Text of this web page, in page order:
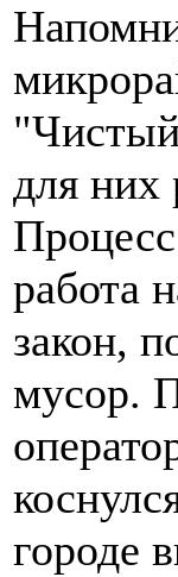
для них
работа
закон,
мусор.
городе